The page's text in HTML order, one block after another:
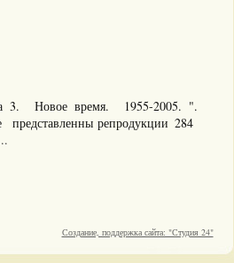
3. Новое время. 1955-2005. ".
репродукции 284
Создание, поддержка сайта: "Студия 24"